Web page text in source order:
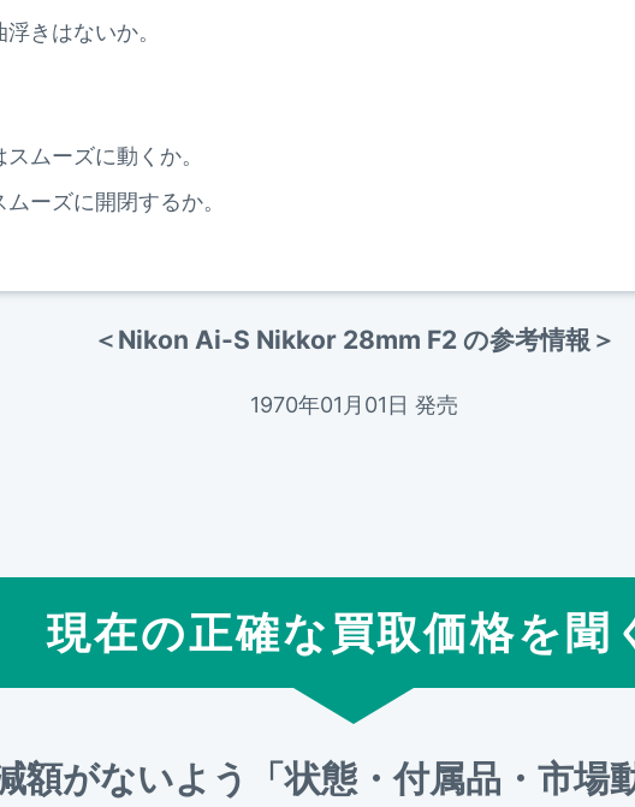
きはないか。
ムーズに動くか。
ーズに開閉するか。
＜Nikon Ai-S Nikkor 28mm F2 の参考情報＞
1970年01月01日 発売
現在の正確な買取価格を聞
額がないよう「状態・付属品・市場